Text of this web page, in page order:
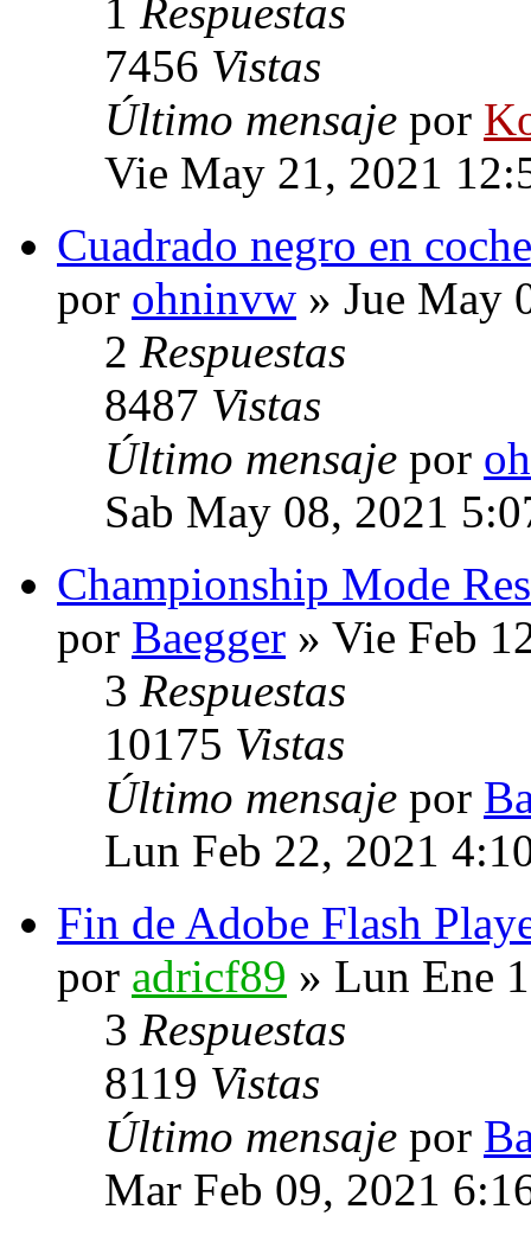
1 Respuestas
7456 Vistas
Último mensaje por
Vie May 21, 2021
Cuadrado negro en
por ohninvw » Jue May
2 Respuestas
8487 Vistas
Último mensaje por
Sab May 08, 2021
Championship Mode
por Baegger » Vie Feb
3 Respuestas
10175 Vistas
Último mensaje por
Lun Feb 22, 2021
Fin de Adobe Flash
por adricf89 » Lun Ene
3 Respuestas
8119 Vistas
Último mensaje por
Mar Feb 09, 2021